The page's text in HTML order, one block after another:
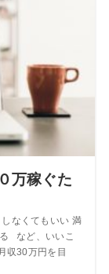
万稼ぐた
なくてもいい 満
など、いいこ
収30万円を目